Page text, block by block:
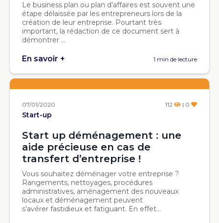
Le business plan ou plan d’affaires est souvent une
étape délaissée par les entrepreneurs lors de la
création de leur entreprise. Pourtant très
important, la rédaction de ce document sert à
démontrer ...
En savoir + 1 min de lecture
07/01/2020 112 | 0
Start-up
Start up déménagement : une
aide précieuse en cas de
transfert d’entreprise !
Vous souhaitez déménager votre entreprise ?
Rangements, nettoyages, procédures
administratives, aménagement des nouveaux
locaux et déménagement peuvent
s’avérer fastidieux et fatiguant. En effet...